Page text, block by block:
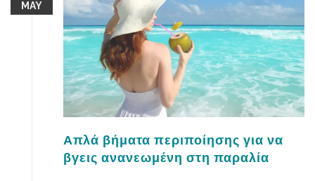
ξ
έ
ρ
ε
ι
ς
ο
ο
ε
MAY
Απλά βήματα περιποίησης για να
βγεις ανανεωμένη στη παραλία